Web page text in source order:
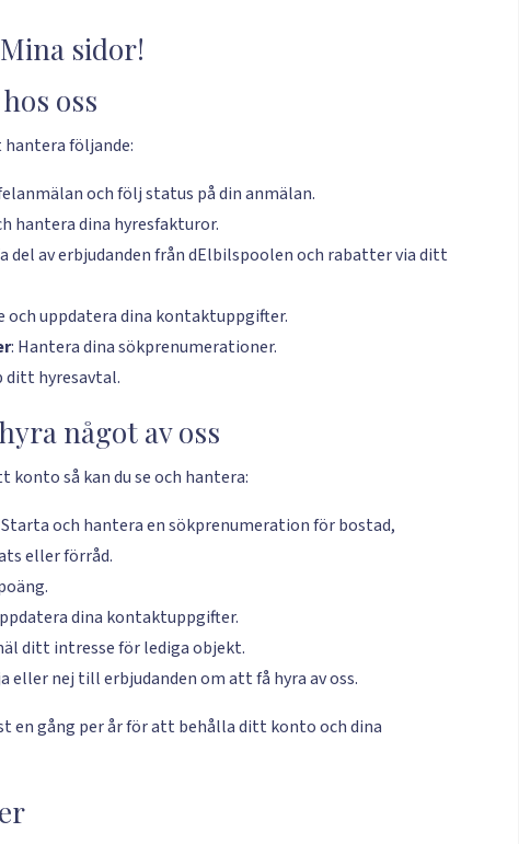
sidor!
oss
hantera följande:
och följ status på din anmälan.
hantera dina hyresfakturor.
del av erbjudanden från dElbilspoolen och rabatter via ditt
och uppdatera dina kontaktuppgifter.
: Hantera dina sökprenumerationer.
ditt hyresavtal.
något av oss
konto så kan du se och hantera:
Starta och hantera en sökprenumeration för bostad,
eller förråd.
dina kontaktuppgifter.
ditt intresse för lediga objekt.
eller nej till erbjudanden om att få hyra av oss.
en gång per år för att behålla ditt konto och dina